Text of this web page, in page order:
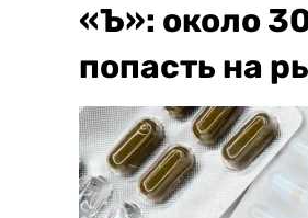
«Ъ»: около
попасть на